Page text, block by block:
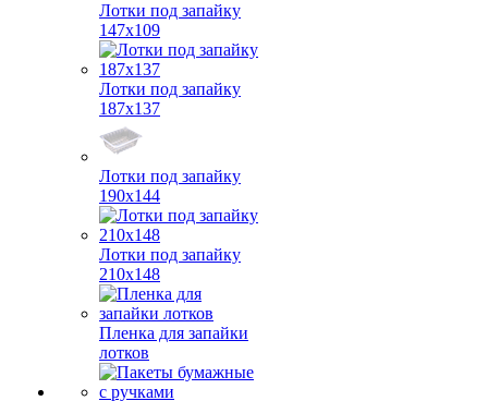
Лотки под запайку
147х109
Лотки под запайку
187х137
Лотки под запайку
190х144
Лотки под запайку
210х148
Пленка для запайки
лотков